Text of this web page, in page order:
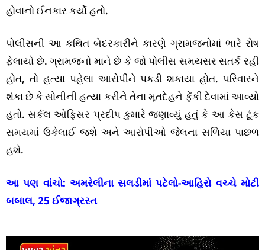
હોવાનો ઈનકાર કર્યો હતો.
પોલીસની આ કથિત બેદરકારીને કારણે ગ્રામજનોમાં ભારે રોષ
ફેલાયો છે. ગ્રામજનો માને છે કે જો પોલીસ સમયસર સતર્ક રહી
હોત, તો હત્યા પહેલા આરોપીને પકડી શકાયા હોત. પરિવારને
શંકા છે કે સોનીની હત્યા કરીને તેના મૃતદેહને ફેંકી દેવામાં આવ્યો
હતો. સર્કલ ઓફિસર પ્રદીપ કુમારે જણાવ્યું હતું કે આ કેસ ટૂંક
સમયમાં ઉકેલાઈ જશે અને આરોપીઓ જેલના સળિયા પાછળ
હશે.
આ પણ વાંચો: અમરેલીના સલડીમાં પટેલો-આહિરો વચ્ચે મોટી
બબાલ, 25 ઈજાગ્રસ્ત